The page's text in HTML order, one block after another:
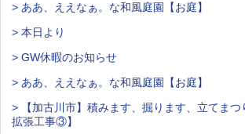
> ああ、ええなぁ。な和風庭園【お庭】
> 本日より
> GW休暇のお知らせ
> ああ、ええなぁ。な和風庭園【お庭】
> 【加古川市】積みます、掘ります、立てま
拡張工事③】